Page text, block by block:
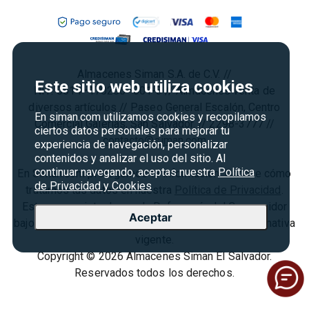
Este sitio web utiliza cookies
En siman.com utilizamos cookies y recopilamos
ciertos datos personales para mejorar tu
experiencia de navegación, personalizar
contenidos y analizar el uso del sitio. Al
continuar navegando, aceptas nuestra Política
de Privacidad y Cookies
Aceptar
Vende en Marketplace
Seguridad del sitio
Política de Privacidad
Derecho de Retracto
Términos y condiciones
Cyber Monday
Agosto es diversión
NIT: 0614–170266–001-3 // Almacenes venta de
Comercial Galerías, San Salvador. // 2298-3777 //
contacto@siman.com
En Siman.com protegemos tu información. Conoce cómo
tratamos tus datos en nuestra
Estamos registrados en la Defensoría del Consumidor
N° SCE240-07-2024, cumpliendo con la normativa
Copyright © 2026 Almacenes Siman El Salvador.
Reservados todos los derechos.